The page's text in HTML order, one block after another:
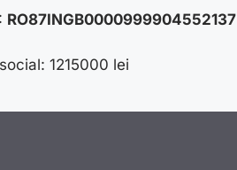
RO87INGB0000999904552137
1215000 lei